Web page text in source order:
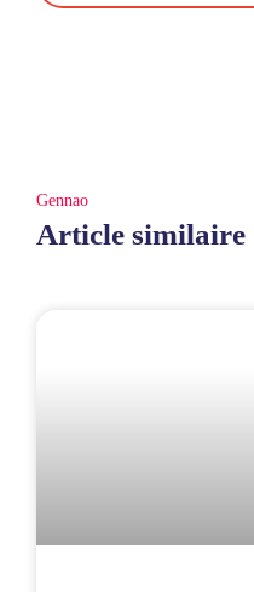
Gennao
Article similaire